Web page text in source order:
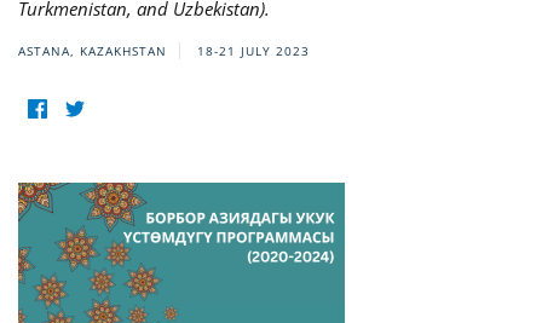
Turkmenistan, and Uzbekistan).
ASTANA, KAZAKHSTAN 18-21 JULY 2023